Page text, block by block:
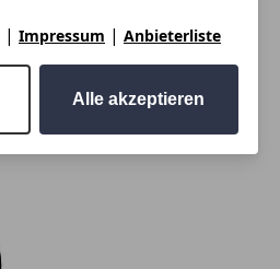
| Impressum | Anbieterliste
Alle akzeptieren